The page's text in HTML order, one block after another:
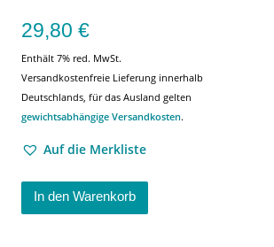
29,80 €
Enthält 7% red. MwSt.
Versandkostenfreie Lieferung innerhalb
Deutschlands, für das Ausland gelten
gewichtsabhängige Versandkosten.
Auf die Merkliste
In den Warenkorb